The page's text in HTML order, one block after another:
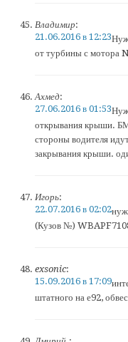
Владимир:
21.06.2016 в 12:23
от турбины с мотора
Ахмед:
27.06.2016 в 01:53
открывания крыши.
стороны водителя
закрывания крыши.
Игорь:
22.07.2016 в 02:02
(Кузов №)
exsonic:
15.09.2016 в 17:09
штатного на е92,